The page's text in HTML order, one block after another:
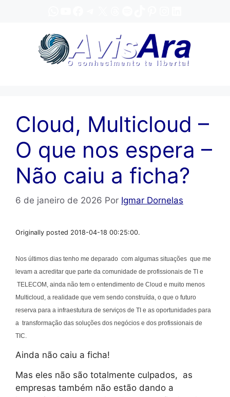
Cloud, Multicloud –
O que nos espera –
Não caiu a ficha?
6 de janeiro de 2026 Por Igmar Dornelas
Originally posted 2018-04-18 00:25:00.
Nos últimos dias tenho me deparado com algumas situações que me
levam a acreditar que parte da comunidade de profissionais de TI e
TELECOM, ainda não tem o entendimento de Cloud e muito menos
Multicloud, a realidade que vem sendo construída, o que o futuro
reserva para a infraestutura de serviços de TI e as oportunidades para
a transformação das soluções dos negócios e dos profissionais de
TIC.
Ainda não caiu a ficha!
Mas eles não são totalmente culpados, as
empresas também não estão dando a